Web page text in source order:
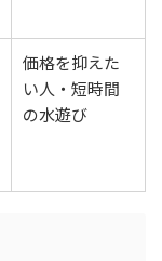
価格を抑えた
い人・短時間
の水遊び